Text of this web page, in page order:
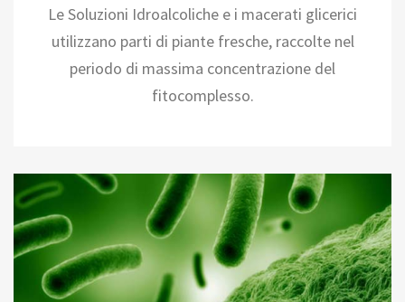
Le Soluzioni Idroalcoliche e i macerati glicerici
utilizzano parti di piante fresche, raccolte nel
periodo di massima concentrazione del
fitocomplesso.